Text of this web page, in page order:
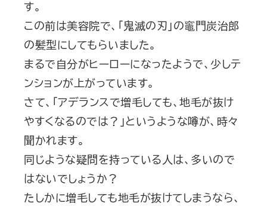
す。
この前は美容院で、「鬼滅の刃」の竈門炭治郎
の髪型にしてもらいました。
まるで自分がヒーローになったようで、少しテ
ンションが上がっています。
さて、「アデランスで増毛しても、地毛が抜け
やすくなるのでは？」というような噂が、時々
聞かれます。
同じような疑問を持っている人は、多いので
はないでしょうか？
たしかに増毛しても地毛が抜けてしまうなら、